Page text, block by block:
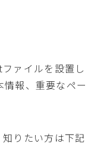
ァイルを設置し
情報、重要なペー
りたい方は下記